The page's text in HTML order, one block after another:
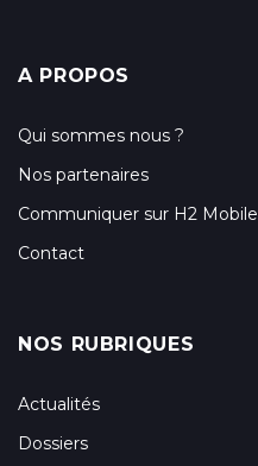
A PROPOS
Qui sommes nous ?
Nos partenaires
Communiquer sur H2 Mobile
Contact
NOS RUBRIQUES
Actualités
Dossiers